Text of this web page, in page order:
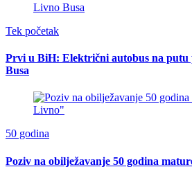
Tek početak
Prvi u BiH: Električni autobus na putu
Busa
50 godina
Poziv na obilježavanje 50 godina